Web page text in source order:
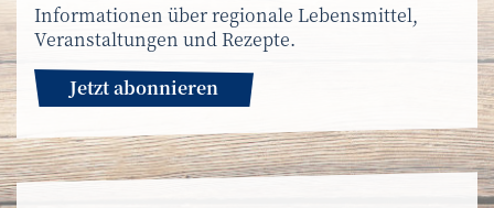
Informationen über regionale Lebensmittel,
Veranstaltungen und Rezepte.
Jetzt abonnieren